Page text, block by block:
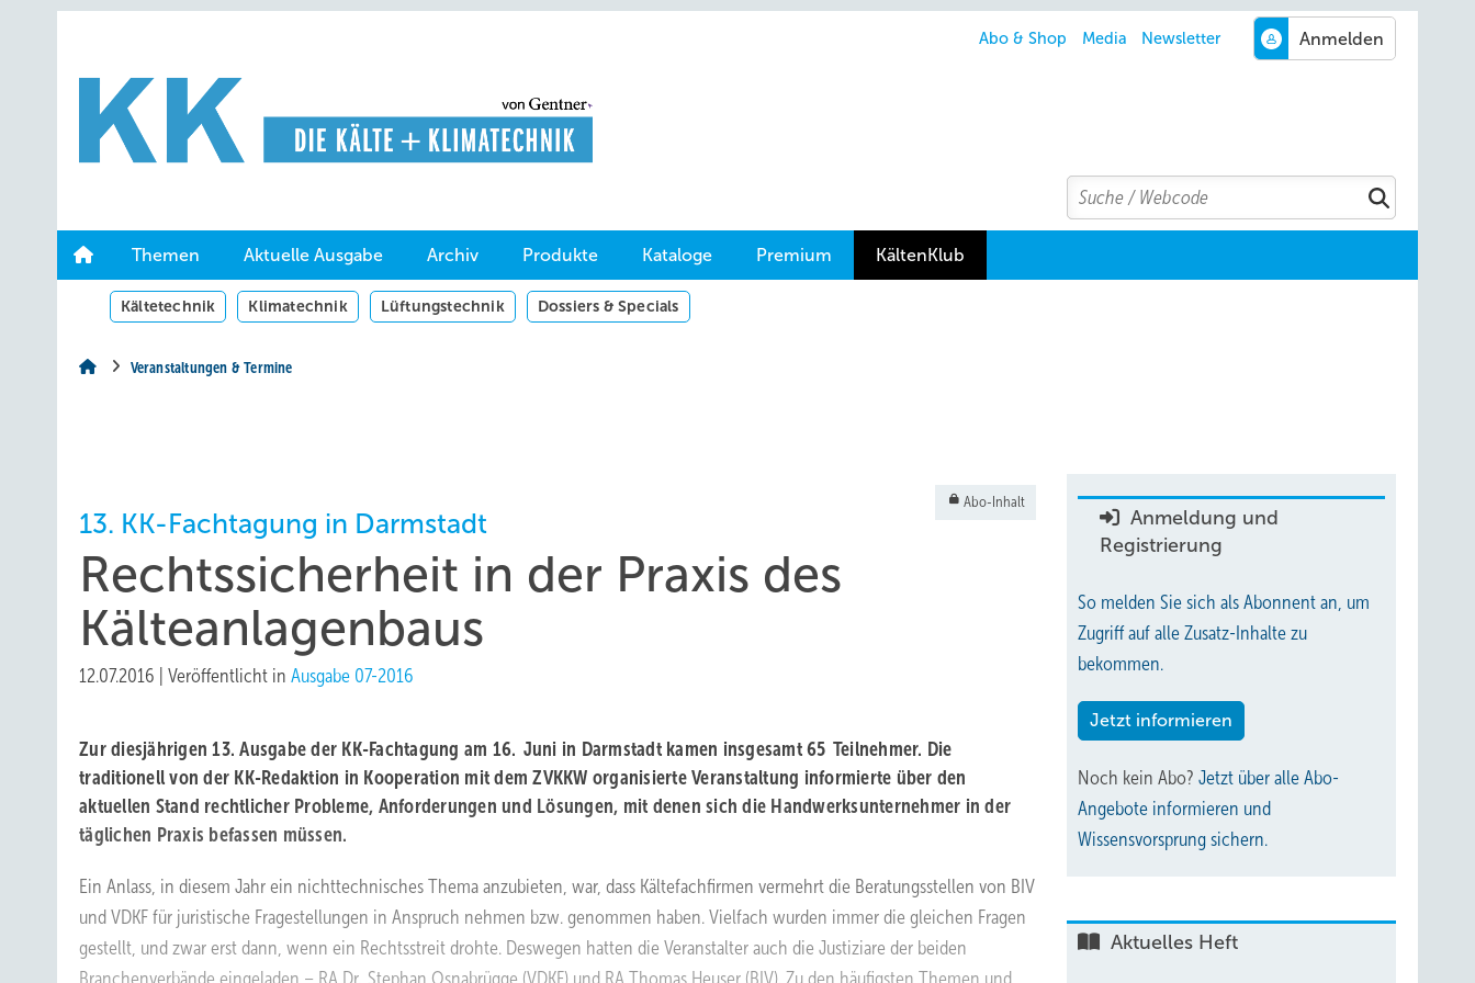
Hauptinhalt
Hauptmenü
Abo & Shop Media Newsletter
Search
Suchen
Themen Aktuelle Ausgabe Archiv Produkte Kataloge Premium KältenKlub
Kältetechnik Klimatechnik Lüftungstechnik Dossiers & Specials
Veranstaltungen & Termine
Abo-Inhalt
13. KK-Fachtagung in Darmstadt
Rechtssicherheit in der Praxis des
Kälteanlagenbaus
12.07.2016 Veröffentlicht in Ausgabe 07-2016
Zur diesjährigen 13. Ausgabe der KK-Fachtagung am 16. Juni in Darmstadt kamen insgesamt 65 Teilnehmer. Die
traditionell von der KK-Redaktion in Kooperation mit dem ZVKKW organisierte Veranstaltung informierte über den
aktuellen Stand rechtlicher Probleme, Anforderungen und Lösungen, mit denen sich die Handwerksunternehmer in der
täglichen Praxis befassen müssen.
Ein Anlass, in diesem Jahr ein nichttechnisches Thema anzubieten, war, dass Kältefachfirmen vermehrt die Beratungsstellen von BIV
und VDKF für juristische Fragestellungen in Anspruch nehmen bzw. genommen haben. Vielfach wurden immer die gleichen Fragen
gestellt, und zwar erst dann, wenn ein Rechtsstreit drohte. Deswegen hatten die Veranstalter auch die Justiziare der beiden
Branchenverbände eingeladen – RA Dr. Stephan Osnabrügge (VDKF) und RA Thomas Heuser (BIV). Zu den häufigsten Themen und
Anmeldung und
Registrierung
So melden Sie sich als Abonnent an, um
Zugriff auf alle Zusatz-Inhalte zu
bekommen.
Jetzt informieren
Noch kein Abo? Jetzt über alle Abo-
Angebote informieren und
Wissensvorsprung sichern.
Aktuelles Heft